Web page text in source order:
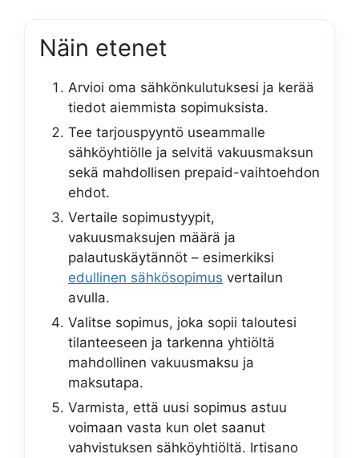
Näin etenet
Arvioi oma sähkönkulutuksesi ja kerää
tiedot aiemmista sopimuksista.
Tee tarjouspyyntö useammalle
sähköyhtiölle ja selvitä vakuusmaksun
sekä mahdollisen prepaid-vaihtoehdon
ehdot.
Vertaile sopimustyypit,
vakuusmaksujen määrä ja
palautuskäytännöt – esimerkiksi
edullinen sähkösopimus vertailun
avulla.
Valitse sopimus, joka sopii taloutesi
tilanteeseen ja tarkenna yhtiöltä
mahdollinen vakuusmaksu ja
maksutapa.
Varmista, että uusi sopimus astuu
voimaan vasta kun olet saanut
vahvistuksen sähköyhtiöltä. Irtisano